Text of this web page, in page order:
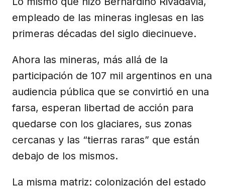
empleado de las mineras inglesas en las
primeras décadas del siglo diecinueve.
Ahora las mineras, más allá de la
participación de 107 mil argentinos en una
audiencia pública que se convirtió en una
farsa, esperan libertad de acción para
quedarse con los glaciares, sus zonas
cercanas y las “tierras raras” que están
debajo de los mismos.
La misma matriz: colonización del estado